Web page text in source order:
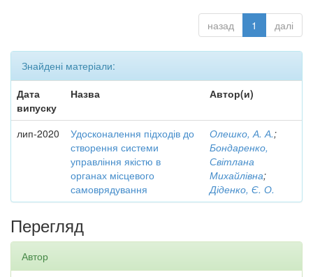
назад 1 далі
Знайдені матеріали:
Дата
випуску
Назва Автор(и)
лип-2020
Удосконалення підходів до
створення системи
управління якістю в
органах місцевого
самоврядування
Олешко, А. А.;
Бондаренко,
Світлана
Михайлівна;
Діденко, Є. О.
Перегляд
Автор